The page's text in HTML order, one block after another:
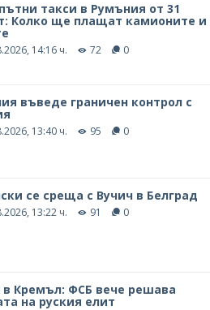
такси в Румъния от 31
Колко ще плащат камионите и
14:16 ч. 72 0
въведе граничен контрол с
13:40 ч. 95 0
се среща с Вучич в Белград
13:22 ч. 91 0
в Кремъл: ФСБ вече решава
на руския елит